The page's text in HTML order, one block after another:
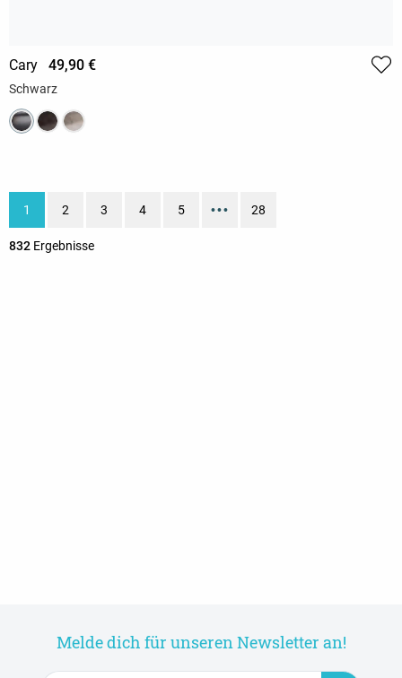
Cary 49,90 €
Schwarz
832 Ergebnisse
1 2 3 4 5 ••• 28
Melde dich für unseren Newsletter an!